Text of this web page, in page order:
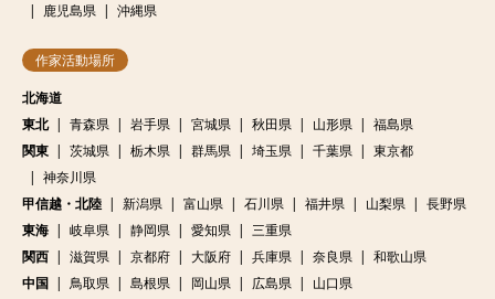
鹿児島県
沖縄県
作家活動場所
北海道
東北
青森県 岩手県 宮城県 秋田県 山形県
福島県
関東
茨城県 栃木県 群馬県 埼玉県 千葉県
東京都
神奈川県
甲信越・北陸
新潟県 富山県 石川県 福井県 山梨県
長野県
東海
岐阜県 静岡県 愛知県
三重県
関西
滋賀県 京都府 大阪府 兵庫県 奈良県
和歌山県
中国
鳥取県 島根県 岡山県 広島県
山口県